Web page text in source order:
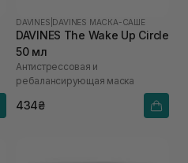
DAVINES DAVINES МАСКА-САШЕ
DAVINES The Wake Up Circle
50 мл
Антистрессовая и
ребалансирующая маска
434₴